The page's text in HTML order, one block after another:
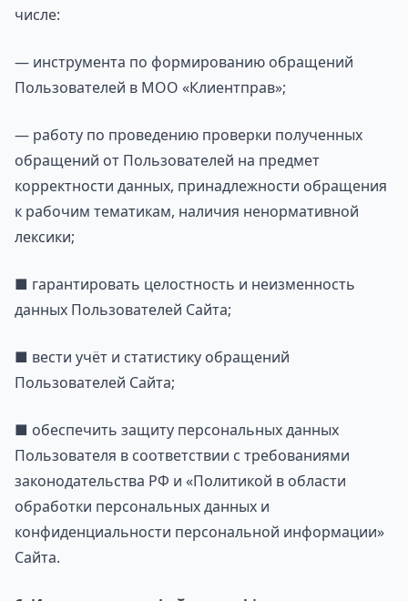
числе:
— инструмента по формированию обращений
Пользователей в МОО «Клиентправ»;
— работу по проведению проверки полученных
обращений от Пользователей на предмет
корректности данных, принадлежности обращения
к рабочим тематикам, наличия ненормативной
лексики;
■ гарантировать целостность и неизменность
данных Пользователей Сайта;
■ вести учёт и статистику обращений
Пользователей Сайта;
■ обеспечить защиту персональных данных
Пользователя в соответствии с требованиями
законодательства РФ и «Политикой в области
обработки персональных данных и
конфиденциальности персональной информации»
Сайта.